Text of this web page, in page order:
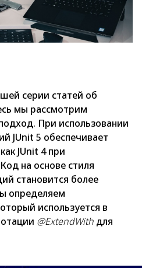
серии статей об
мы рассмотрим
При использовании
JUnit 5 обеспечивает
JUnit 4 при
на основе стиля
становится более
определяем
используется в
@ExtendWith для